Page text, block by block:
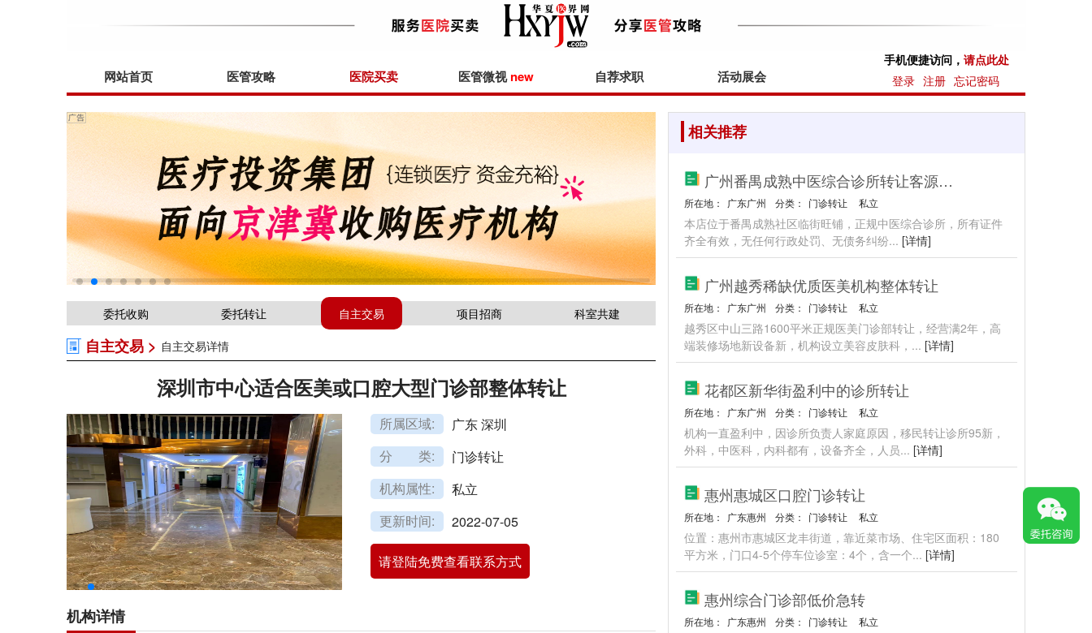
网站首页 医管攻略 医院买卖 医管微视new 自荐求职 活动展会
手机便捷访问， 请点此处
登录 注册 忘记密码
委托收购 委托转让 自主交易 项目招商 科室共建
自主交易 > 自主交易详情
深圳市中心适合医美或口腔大型门诊部整体转让
所属区域:
广东 深圳
分 类:
门诊转让
机构属性:
私立
更新时间:
2022-07-05
请登陆免费查看联系方式
机构详情
相关推荐
广州番禺成熟中医综合诊所转让客源稳定
所在地： 广东广州 分类： 门诊转让 私立
本店位于番禺成熟社区临街旺铺，正规中医综合诊所，所有证件
齐全有效，无任何行政处罚、无债务纠纷... [详情]
广州越秀稀缺优质医美机构整体转让
所在地： 广东广州 分类： 门诊转让 私立
越秀区中山三路1600平米正规医美门诊部转让，经营满2年，高
端装修场地新设备新，机构设立美容皮肤科， ... [详情]
花都区新华街盈利中的诊所转让
所在地： 广东广州 分类： 门诊转让 私立
机构一直盈利中，因诊所负责人家庭原因，移民转让诊所95新，
外科，中医科，内科都有，设备齐全，人员... [详情]
惠州惠城区口腔门诊转让
所在地： 广东惠州 分类： 门诊转让 私立
位置：惠州市惠城区龙丰街道，靠近菜市场、住宅区面积：180
平方米，门口4-5个停车位诊室：4个，含一个... [详情]
惠州综合门诊部低价急转
所在地： 广东惠州 分类： 门诊转让 私立